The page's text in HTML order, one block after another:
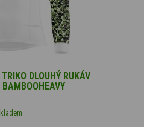
DLOUHÝ RUKÁV